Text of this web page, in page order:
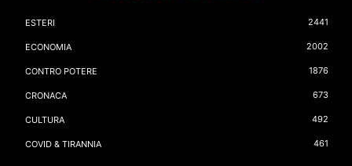
ESTERI 2441
ECONOMIA 2002
CONTRO POTERE 1876
CRONACA 673
CULTURA 492
COVID & TIRANNIA 461